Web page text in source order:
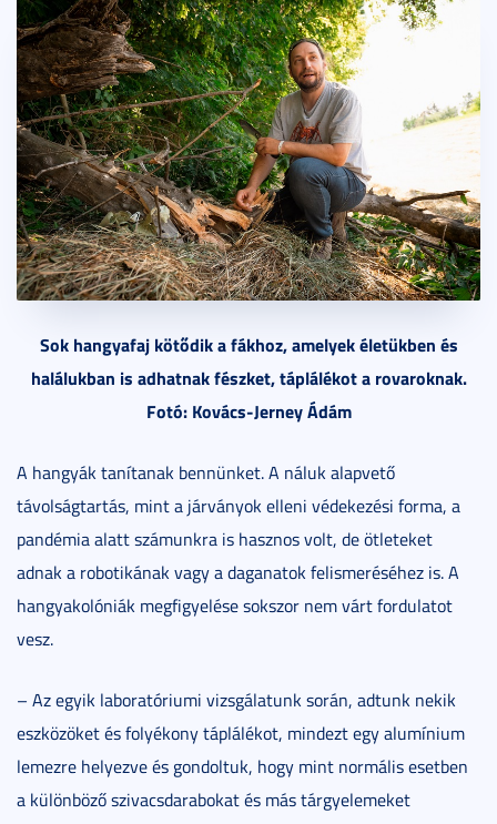
Sok hangyafaj kötődik a fákhoz, amelyek életükben és
halálukban is adhatnak fészket, táplálékot a rovaroknak.
Fotó: Kovács-Jerney Ádám
A hangyák tanítanak bennünket. A náluk alapvető
távolságtartás, mint a járványok elleni védekezési forma, a
pandémia alatt számunkra is hasznos volt, de ötleteket
adnak a robotikának vagy a daganatok felismeréséhez is. A
hangyakolóniák megfigyelése sokszor nem várt fordulatot
vesz.
– Az egyik laboratóriumi vizsgálatunk során, adtunk nekik
eszközöket és folyékony táplálékot, mindezt egy alumínium
lemezre helyezve és gondoltuk, hogy mint normális esetben
a különböző szivacsdarabokat és más tárgyelemeket